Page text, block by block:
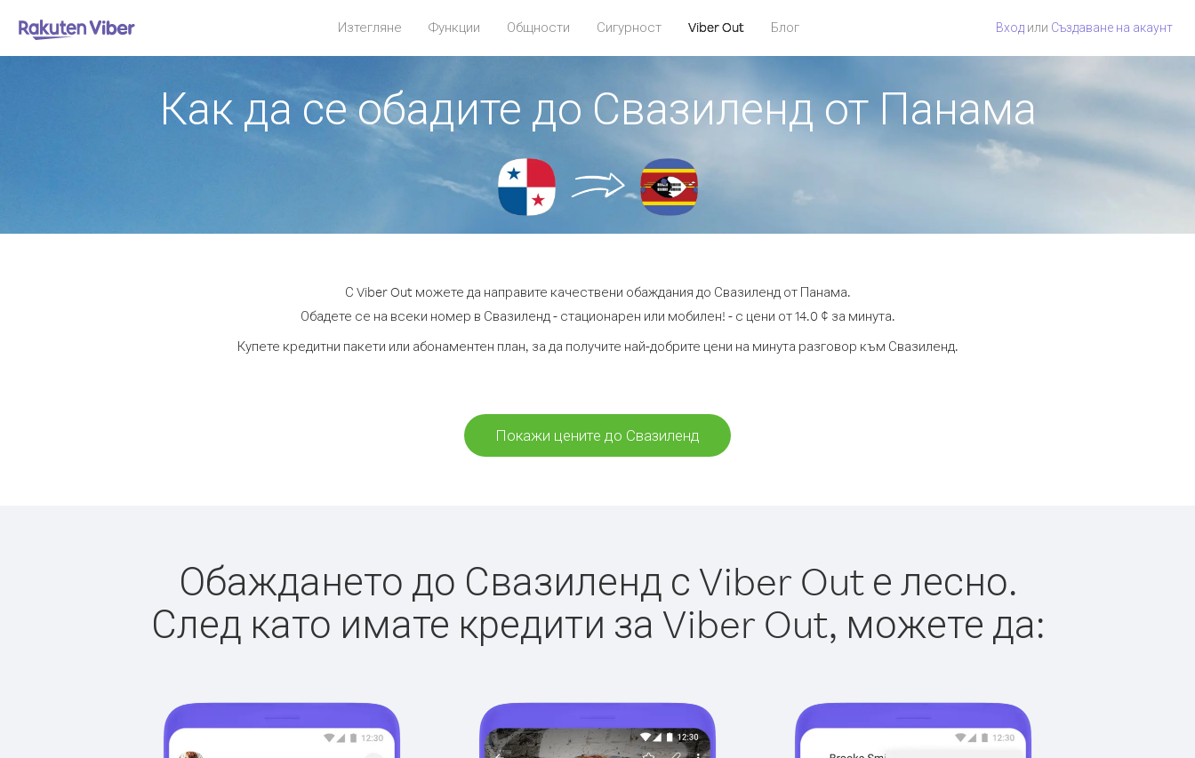
Изтегляне Функции Общности Сигурност Viber Out Блог Вход или Създаване на акаунт
Как да се обадите до Свазиленд от Панама
С Viber Out можете да направите качествени обаждания до Свазиленд от Панама.
Обадете се на всеки номер в Свазиленд - стационарен или мобилен! - с цени от 14.0 ¢ за минута.
Купете кредитни пакети или абонаментен план, за да получите най-добрите цени на минута разговор към Свазиленд.
Покажи цените до Свазиленд
Обаждането до Свазиленд с Viber Out е лесно.
След като имате кредити за Viber Out, можете да: